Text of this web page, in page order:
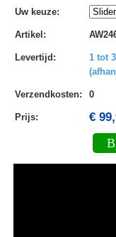
Uw keuze:
Artikel :
Levertijd :
1 tot
Verzendkosten: 0
Prijs: €